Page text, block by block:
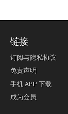
链接
订阅与隐私协议
免责声明
手机 APP 下载
成为会员